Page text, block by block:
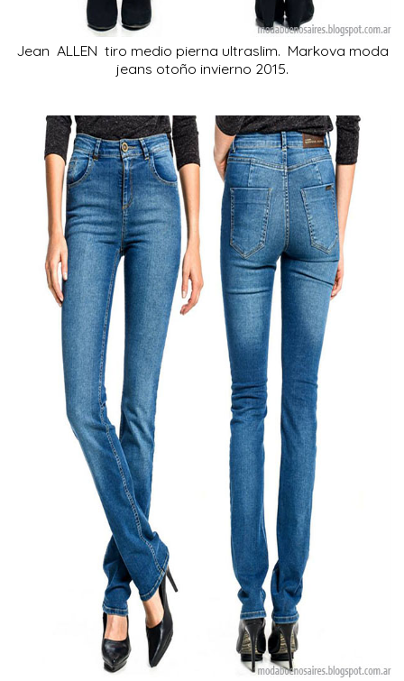
Jean ALLEN tiro medio pierna ultraslim. Markova moda
jeans otoño invierno 2015.